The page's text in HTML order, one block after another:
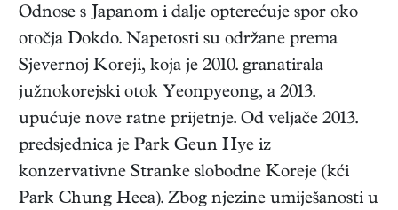
Odnose s Japanom i dalje opterećuje spor oko
otočja Dokdo. Napetosti su održane prema
Sjevernoj Koreji, koja je 2010. granatirala
južnokorejski otok Yeonpyeong, a 2013.
upućuje nove ratne prijetnje. Od veljače 2013.
predsjednica je Park Geun Hye iz
konzervativne Stranke slobodne Koreje (kći
Park Chung Heea). Zbog njezine umiješanosti u